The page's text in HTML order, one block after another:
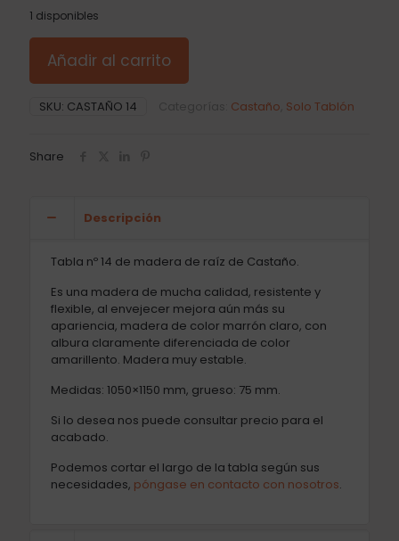
1 disponibles
Añadir al carrito
SKU: CASTAÑO 14 Castaño Solo Tablón
Share
Descripción
Tabla nº 14 de madera de raíz de Castaño.
Es una madera de mucha calidad, resistente y
flexible, al envejecer mejora aún más su
apariencia, madera de color marrón claro, con
albura claramente diferenciada de color
amarillento. Madera muy estable.
Medidas: 1050×1150 mm, grueso: 75 mm.
Si lo desea nos puede consultar precio para el
acabado.
Podemos cortar el largo de la tabla según sus
necesidades, póngase en contacto con nosotros.